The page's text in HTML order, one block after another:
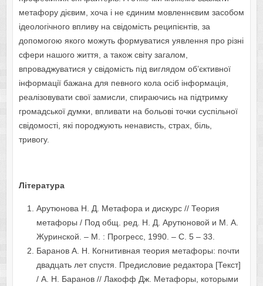
метафору дієвим, хоча і не єдиним мовленнєвим засобом
ідеологічного впливу на свідомість реципієнтів, за
допомогою якого можуть формуватися уявлення про різні
сфери нашого життя, а також світу загалом,
впроваджуватися у свідомість під виглядом об’єктивної
інформації бажана для певного кола осіб інформація,
реалізовувати свої замисли, спираючись на підтримку
громадської думки, впливати на больові точки суспільної
свідомості, які породжують ненависть, страх, біль,
тривогу.
Література
Арутюнова Н. Д. Метафора и дискурс // Теория
метафоры / Под общ. ред. Н. Д. Арутюновой и М. А.
Журинской. – М. : Прогресс, 1990. – С. 5 – 33.
Баранов А. Н. Когнитивная теория метафоры: почти
двадцать лет спустя. Предисловие редактора [Текст]
/ А. Н. Баранов // Лакофф Дж. Метафоры, которыми